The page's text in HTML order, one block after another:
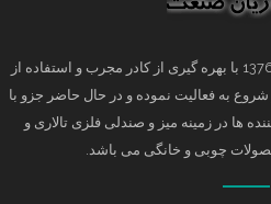
شرکت تولیدی آریان صنعت در سال 1376 با بهره گیری از کادر مجرب و استفاده از
به فعالیت نموده و در حال حاضر جزو با
ها در زمینه میز و صندلی فلزی تالاری و
چوبی و خانگی می باشد.